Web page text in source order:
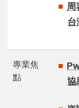
周
台
專業焦
點
協